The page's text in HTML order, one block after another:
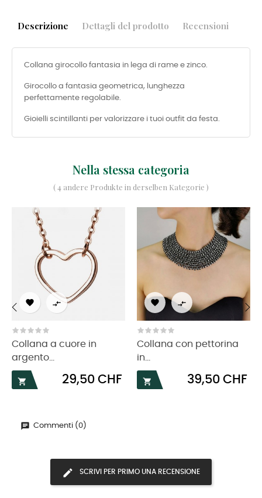
Descrizione Dettagli del prodotto Recensioni
Collana girocollo fantasia in lega di rame e zinco.
Girocollo a fantasia geometrica, lunghezza
perfettamente regolabile.
Gioielli scintillanti per valorizzare i tuoi outfit da festa.
Nella stessa categoria
( 4 andere Produkte in derselben Kategorie )
 
Collana a cuore in
argento...

Prezzo
29,50 CHF
 
Collana con pettorina
in...

Prezzo
39,50 CHF
‹
Commenti (0)
SCRIVI PER PRIMO UNA RECENSIONE